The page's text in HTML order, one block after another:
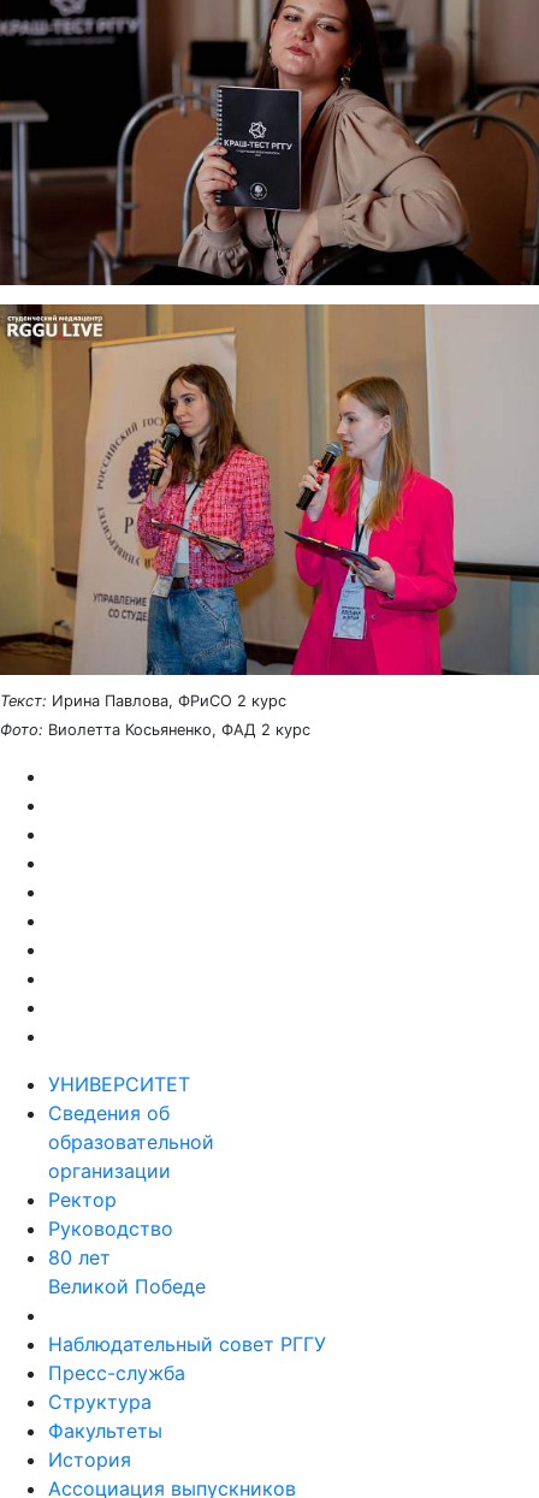
Текст:Ирина Павлова, ФРиСО 2 курс
Фото:Виолетта Косьяненко, ФАД 2 курс
Сведения об
образовательной
организации
Ректор
Руководство
80 лет
Великой Победе
Пресс-служба
Структура
Факультеты
История
Ассоциация выпускников
Музей